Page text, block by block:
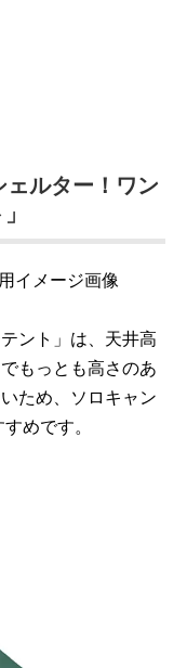
ルター！ワン
ント」は、天井高
もっとも高さのあ
ため、ソロキャン
めです。